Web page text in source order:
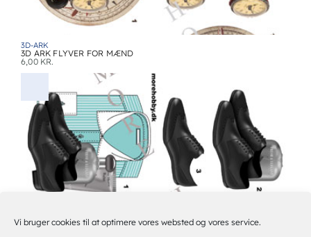
Vi bruger cookies til at optimere vores websted og vores service.
3D-ARK
3D ARK FLYVER FOR MÆND
6,00 KR.
3D-ARK
3D ARK HERRERSKO M.M.